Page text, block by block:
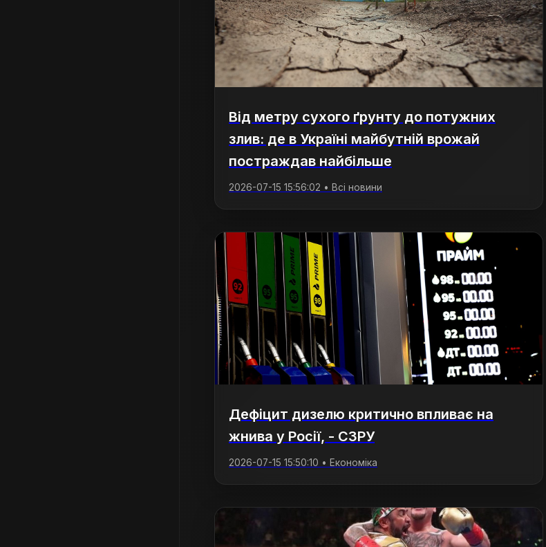
Від метру сухого ґрунту до потужних
злив: де в Україні майбутній врожай
постраждав найбільше
2026-07-15 15:56:02 • Всі новини
Дефіцит дизелю критично впливає на
жнива у Росії, - СЗРУ
2026-07-15 15:50:10 • Економіка